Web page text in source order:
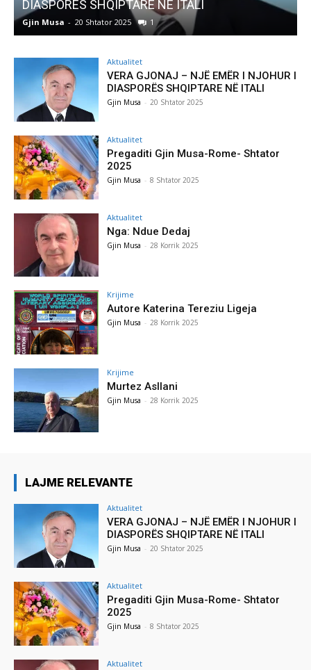
Pregaditi Gjin Musa-Rome- Shtator 2025
Gjin Musa - 8 Shtator 2025 0
Aktualitet
VERA GJONAJ – NJË EMËR I NJOHUR I
DIASPORËS SHQIPTARE NË ITALI
Gjin Musa - 20 Shtator 2025
Aktualitet
Pregaditi Gjin Musa-Rome- Shtator
2025
Gjin Musa - 8 Shtator 2025
Aktualitet
Nga: Ndue Dedaj
Gjin Musa - 28 Korrik 2025
Krijime
Autore Katerina Tereziu Ligeja
Gjin Musa - 28 Korrik 2025
Krijime
Murtez Asllani
Gjin Musa - 28 Korrik 2025
LAJME RELEVANTE
Aktualitet
VERA GJONAJ – NJË EMËR I NJOHUR I
DIASPORËS SHQIPTARE NË ITALI
Gjin Musa - 20 Shtator 2025
Aktualitet
Pregaditi Gjin Musa-Rome- Shtator
2025
Gjin Musa - 8 Shtator 2025
Aktualitet